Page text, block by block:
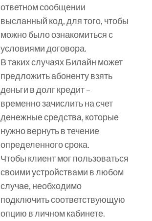
ответном сообщении
высланный код, для того, чтобы
можно было ознакомиться с
условиями договора.
В таких случаях Билайн может
предложить абоненту взять
деньги в долг кредит –
временно зачислить на счет
денежные средства, которые
нужно вернуть в течение
определенного срока.
Чтобы клиент мог пользоваться
своими устройствами в любом
случае, необходимо
подключить соответствующую
опцию в личном кабинете.